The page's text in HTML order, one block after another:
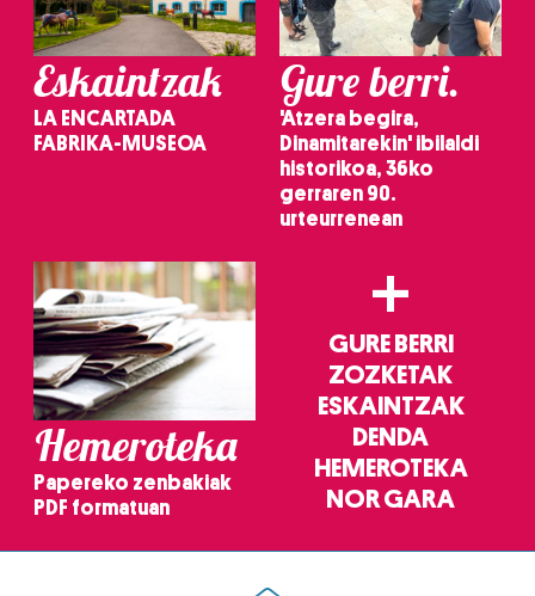
Eskaintzak
LA ENCARTADA
FABRIKA-MUSEOA
Gure berri.
'Atzera begira,
Dinamitarekin' ibilaldi
historikoa, 36ko
gerraren 90.
urteurrenean
Hemeroteka
Papereko zenbakiak
PDF formatuan
+
GURE BERRI
ZOZKETAK
ESKAINTZAK
DENDA
HEMEROTEKA
NOR GARA